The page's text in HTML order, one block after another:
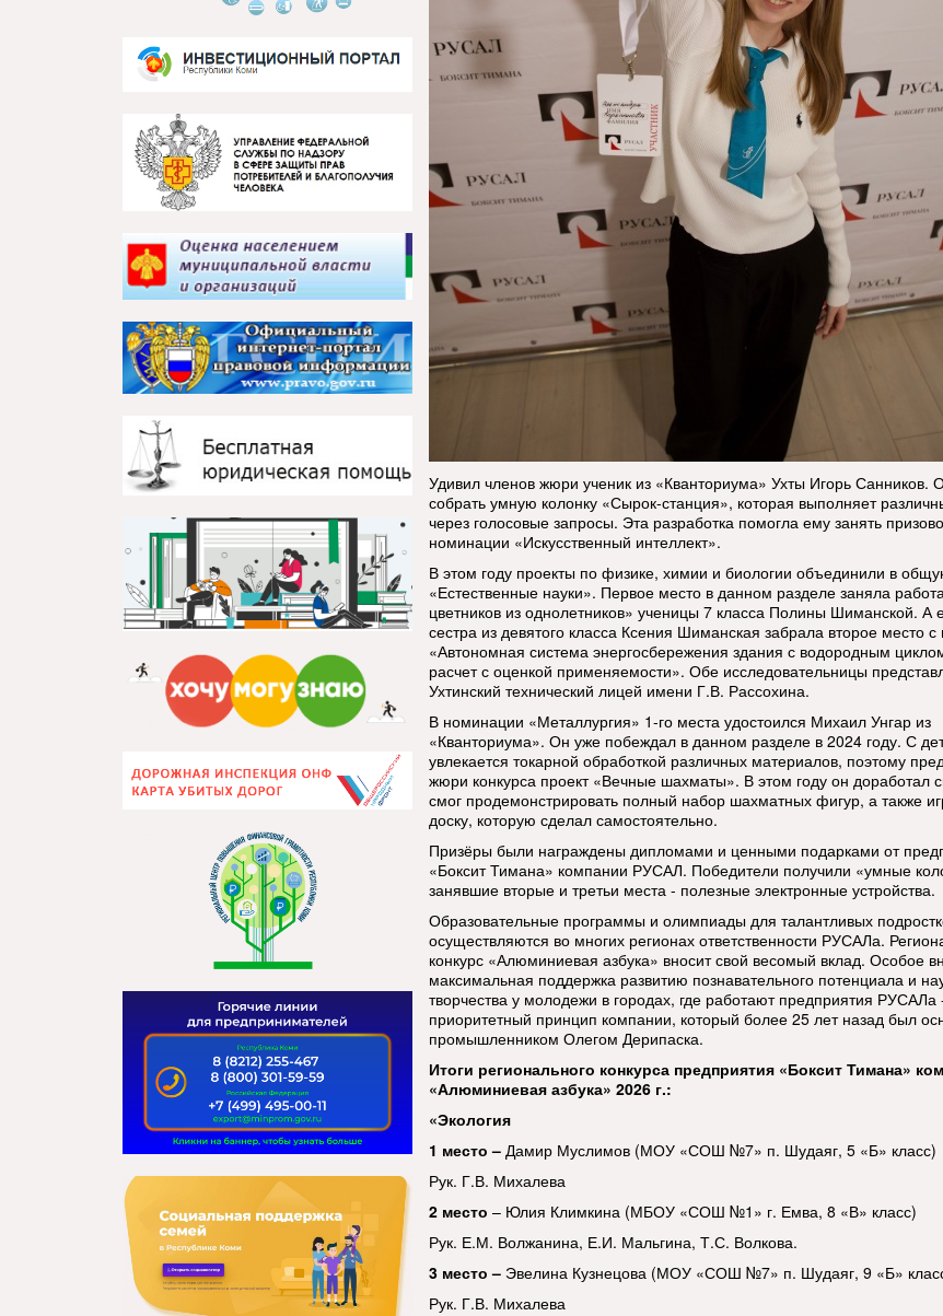
Удивил членов жюри ученик из «Кванториума» Ухты Игорь Санников.
собрать умную колонку «Сырок-станция», которая выполняет
через голосовые запросы. Эта разработка помогла ему занять
номинации «Искусственный интеллект».
В этом году проекты по физике, химии и биологии объединили в
«Естественные науки». Первое место в данном разделе заняла
цветников из однолетников» ученицы 7 класса Полины Шиманской. А
сестра из девятого класса Ксения Шиманская забрала второе место с
«Автономная система энергосбережения здания с водородным
расчет с оценкой применяемости». Обе исследовательницы
Ухтинский технический лицей имени Г.В. Рассохина.
В номинации «Металлургия» 1-го места удостоился Михаил Унгар из
«Кванториума». Он уже побеждал в данном разделе в 2024 году. С
увлекается токарной обработкой различных материалов, поэтому
жюри конкурса проект «Вечные шахматы». В этом году он доработал
смог продемонстрировать полный набор шахматных фигур, а также
доску, которую сделал самостоятельно.
Призёры были награждены дипломами и ценными подарками от
«Боксит Тимана» компании РУСАЛ. Победители получили «умные
занявшие вторые и третьи места - полезные электронные устройства.
Образовательные программы и олимпиады для талантливых
осуществляются во многих регионах ответственности РУСАЛа.
конкурс «Алюминиевая азбука» вносит свой весомый вклад. Особое
максимальная поддержка развитию познавательного потенциала и
творчества у молодежи в городах, где работают предприятия РУСАЛа
приоритетный принцип компании, который более 25 лет назад был
промышленником Олегом Дерипаска.
Итоги регионального конкурса предприятия «Боксит Тимана»
«Алюминиевая азбука» 2026 г.:
«Экология
1 место – Дамир Муслимов (МОУ «СОШ №7» п. Шудаяг, 5 «Б» класс)
Рук. Г.В. Михалева
2 место – Юлия Климкина (МБОУ «СОШ №1» г. Емва, 8 «В» класс)
Рук. Е.М. Волжанина, Е.И. Мальгина, Т.С. Волкова.
3 место – Эвелина Кузнецова (МОУ «СОШ №7» п. Шудаяг, 9 «Б»
Рук. Г.В. Михалева